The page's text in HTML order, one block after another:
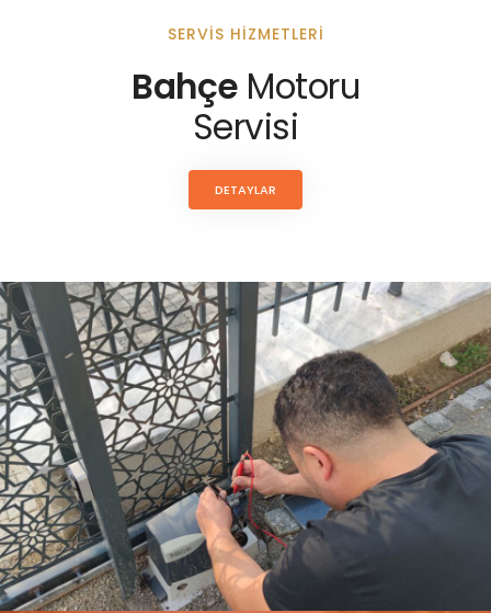
SERVIS HIZMETLERI
Bahçe Motoru
Servisi
DETAYLAR